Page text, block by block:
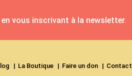
La Boutique Faire un don Contact
vous inscrivant à la newsletter.